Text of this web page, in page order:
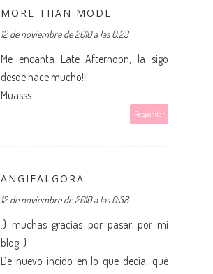
MORE THAN MODE
12 de noviembre de 2010 a las 0:23
Me encanta Late Afternoon, la sigo
desde hace mucho!!!
Muasss
Responder
ANGIEALGORA
12 de noviembre de 2010 a las 0:38
:) muchas gracias por pasar por mi
blog :)
De nuevo incido en lo que decía, qué